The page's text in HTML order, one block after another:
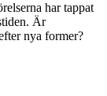
har tappat
Är
nya former?